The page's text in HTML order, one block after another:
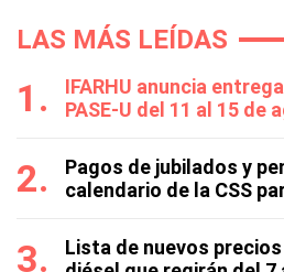
LAS MÁS LEÍDAS
IFARHU anuncia
PASE-U del 11 al 15 de
Pagos de jubilados y
calendario de la CSS
Lista de nuevos